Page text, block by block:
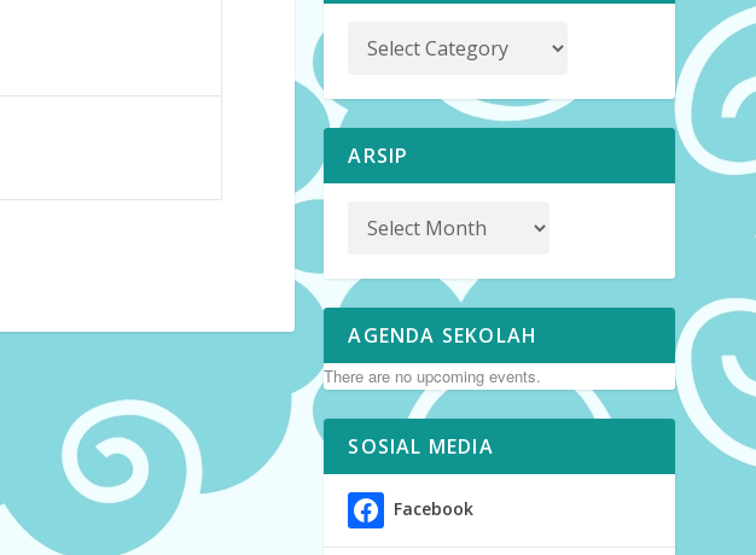
ARSIP
AGENDA SEKOLAH
There are no upcoming events.
SOSIAL MEDIA
Facebook